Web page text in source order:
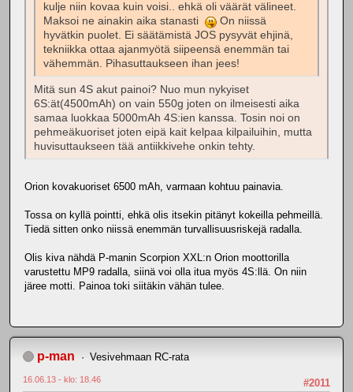
kulje niin kovaa kuin voisi.. ehkä oli väärät välineet.
Maksoi ne ainakin aika stanasti
On niissä
hyvätkin puolet. Ei säätämistä JOS pysyvät ehjinä,
tekniikka ottaa ajanmyötä siipeensä enemmän tai
vähemmän. Pihasuttaukseen ihan jees!
Mitä sun 4S akut painoi? Nuo mun nykyiset
6S:ät(4500mAh) on vain 550g joten on ilmeisesti aika
samaa luokkaa 5000mAh 4S:ien kanssa. Tosin noi on
pehmeäkuoriset joten eipä kait kelpaa kilpailuihin, mutta
huvisuttaukseen tää antiikkivehe onkin tehty.
Orion kovakuoriset 6500 mAh, varmaan kohtuu painavia.
Tossa on kyllä pointti, ehkä olis itsekin pitänyt kokeilla pehmeillä.
Tiedä sitten onko niissä enemmän turvallisuusriskejä radalla.
Olis kiva nähdä P-manin Scorpion XXL:n Orion moottorilla
varustettu MP9 radalla, siinä voi olla itua myös 4S:llä. On niin
järee motti. Painoa toki siitäkin vähän tulee.
p-man Vesivehmaan RC-rata
#2011
16.06.13 - klo: 18.46